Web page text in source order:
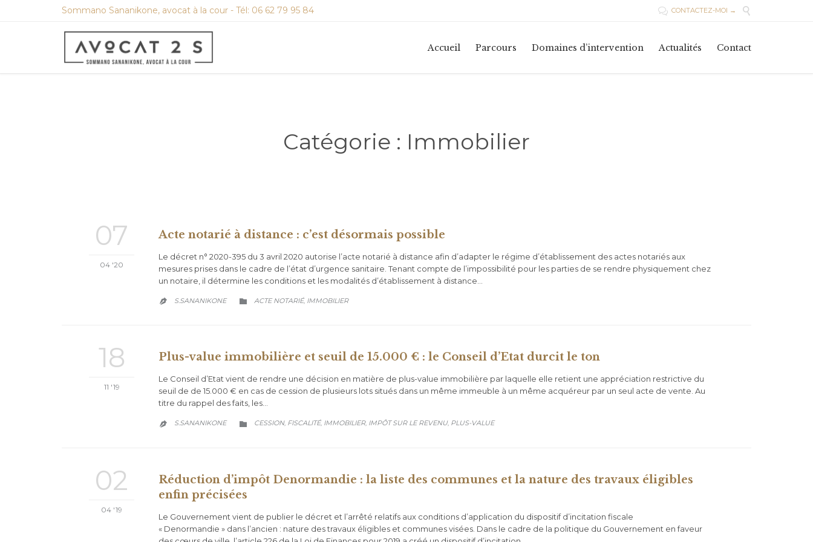
Sommano Sananikone, avocat à la cour - Tél: 06 62 79 95 84  CONTACTEZ-MOI → 
Accueil Parcours Domaines d’intervention Actualités Contact
Catégorie : Immobilier
07
04 '20
Acte notarié à distance : c’est désormais possible
Le décret n° 2020-395 du 3 avril 2020 autorise l’acte notarié à distance afin d’adapter le régime d’établissement des actes notariés aux
mesures prises dans le cadre de l’état d’urgence sanitaire. Tenant compte de l’impossibilité pour les parties de se rendre physiquement chez
un notaire, il détermine les conditions et les modalités d’établissement à distance…
 S.SANANIKONE  CATEGORY
ACTE NOTARIÉ, IMMOBILIER
18
11 '19
Plus-value immobilière et seuil de 15.000 € : le Conseil d’Etat durcit le ton
Le Conseil d’Etat vient de rendre une décision en matière de plus-value immobilière par laquelle elle retient une appréciation restrictive du
seuil de de 15.000 € en cas de cession de plusieurs lots situés dans un même immeuble à un même acquéreur par un seul acte de vente. Au
titre du rappel des faits, les…
 S.SANANIKONE  CATEGORY
CESSION, FISCALITÉ, IMMOBILIER, IMPÔT SUR LE REVENU, PLUS-VALUE
02
04 '19
Réduction d’impôt Denormandie : la liste des communes et la nature des travaux éligibles
enfin précisées
Le Gouvernement vient de publier le décret et l’arrêté relatifs aux conditions d’application du dispositif d’incitation fiscale
« Denormandie » dans l’ancien : nature des travaux éligibles et communes visées. Dans le cadre de la politique du Gouvernement en faveur